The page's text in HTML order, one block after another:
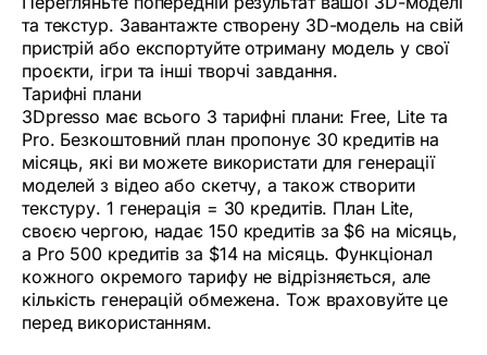
та текстур. Завантажте створену 3D-модель на свій
пристрій або експортуйте отриману модель у свої
проєкти, ігри та інші творчі завдання.
Тарифні плани
3Dpresso має всього 3 тарифні плани: Free, Lite та
Pro. Безкоштовний план пропонує 30 кредитів на
місяць, які ви можете використати для генерації
моделей з відео або скетчу, а також створити
текстуру. 1 генерація = 30 кредитів. План Lite,
своєю чергою, надає 150 кредитів за $6 на місяць,
а Pro 500 кредитів за $14 на місяць. Функціонал
кожного окремого тарифу не відрізняється, але
кількість генерацій обмежена. Тож враховуйте це
перед використанням.